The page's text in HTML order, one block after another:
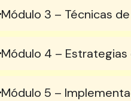
Módulo 3 – Técnicas
Módulo 4 –
Módulo 5 –